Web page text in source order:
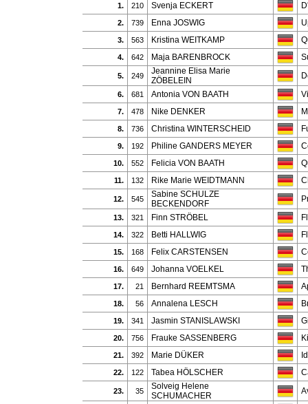
1. 210 Svenja ECKERT
2. 739 Enna JOSWIG
3. 563 Kristina WEITKAMP
4. 642 Maja BARENBROCK
5. 249
Jeannine Elisa Marie
ZÖBELEIN
6. 681 Antonia VON BAATH
7. 478 Nike DENKER
8. 736 Christina WINTERSCHEID
9. 192 Philine GANDERS MEYER
10. 552 Felicia VON BAATH
11. 132 Rike Marie WEIDTMANN
12. 545
Sabine SCHULZE
BECKENDORF
13. 321 Finn STRÖBEL
14. 322 Betti HALLWIG
15. 168 Felix CARSTENSEN
16. 649 Johanna VOELKEL
17. 21 Bernhard REEMTSMA
18. 56 Annalena LESCH
19. 341 Jasmin STANISLAWSKI
20. 756 Frauke SASSENBERG
21. 392 Marie DÜKER
22. 122 Tabea HÖLSCHER
23. 35
Solveig Helene
SCHUMACHER